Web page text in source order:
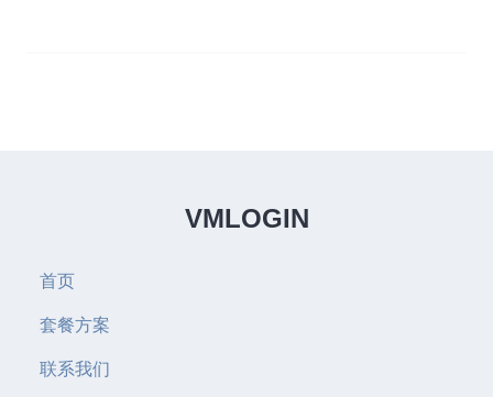
VMLOGIN
首页
套餐方案
联系我们